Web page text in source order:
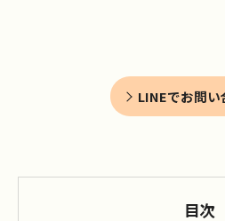
LINEでお問い
目次